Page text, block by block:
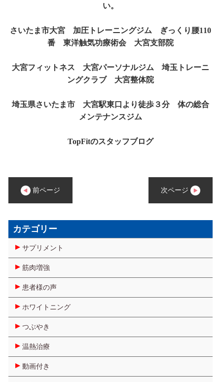
い。
さいたま市大宮 加圧トレーニングジム ぎっくり腰110
番 東洋触気功療術会 大宮支部院
大宮フィットネス 大宮パーソナルジム 埼玉トレーニ
ングクラブ 大宮整体院
埼玉県さいたま市 大宮駅東口より徒歩３分 体の総合
メンテナンスジム
TopFitのスタッフブログ
前ページ 次ページ
カテゴリー
サプリメント
筋肉増強
患者様の声
ホワイトニング
つぶやき
温熱治療
動画付き